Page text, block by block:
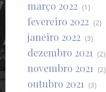
março 2022 (1)
fevereiro 2022 (2)
janeiro 2022 (3)
dezembro 2021 (2)
novembro 2021 (2)
outubro 2021 (3)